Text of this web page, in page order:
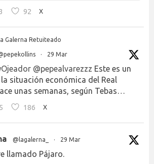
92 X
La Galerna Retuiteado
· 29 Mar
@pepealvarezzz Este es un
situación económica del Real
unas semanas, según Tebas…
186 X
@lagalerna_ · 29 Mar
llamado Pájaro.